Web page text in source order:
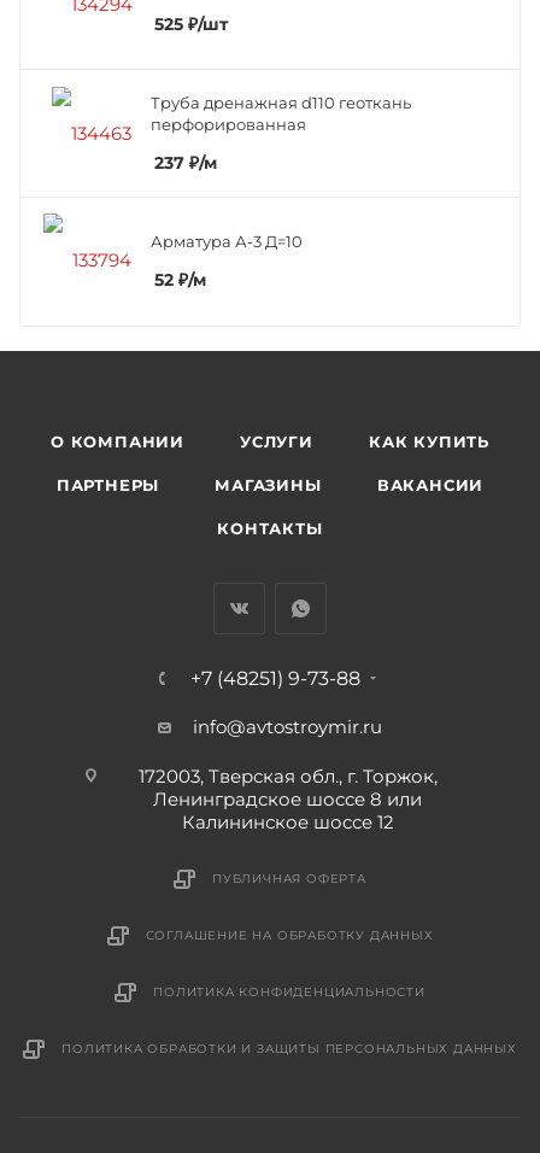
525 ₽/шт
Труба дренажная d110 геоткань
перфорированная
237 ₽/м
Арматура А-3 Д=10
52 ₽/м
О КОМПАНИИ УСЛУГИ КАК КУПИТЬ
ПАРТНЕРЫ МАГАЗИНЫ ВАКАНСИИ
КОНТАКТЫ
+7 (48251) 9-73-88
info@avtostroymir.ru
172003, Тверская обл., г. Торжок,
Ленинградское шоссе 8 или
Калининское шоссе 12
ПУБЛИЧНАЯ ОФЕРТА
СОГЛАШЕНИЕ НА ОБРАБОТКУ ДАННЫХ
ПОЛИТИКА КОНФИДЕНЦИАЛЬНОСТИ
ПОЛИТИКА ОБРАБОТКИ И ЗАЩИТЫ ПЕРСОНАЛЬНЫХ ДАННЫХ